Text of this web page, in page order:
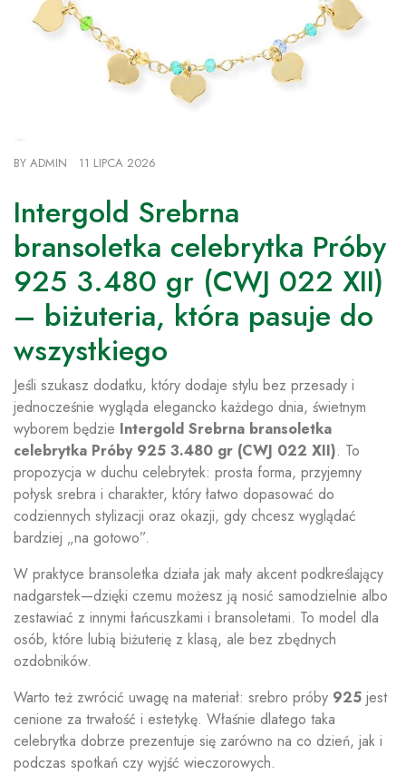
BY ADMIN 11 LIPCA 2026
Intergold Srebrna
bransoletka celebrytka Próby
925 3.480 gr (CWJ 022 XII)
– biżuteria, która pasuje do
wszystkiego
Jeśli szukasz dodatku, który dodaje stylu bez przesady i
jednocześnie wygląda elegancko każdego dnia, świetnym
wyborem będzie Intergold Srebrna bransoletka
celebrytka Próby 925 3.480 gr (CWJ 022 XII). To
propozycja w duchu celebrytek: prosta forma, przyjemny
połysk srebra i charakter, który łatwo dopasować do
codziennych stylizacji oraz okazji, gdy chcesz wyglądać
bardziej „na gotowo”.
W praktyce bransoletka działa jak mały akcent podkreślający
nadgarstek—dzięki czemu możesz ją nosić samodzielnie albo
zestawiać z innymi łańcuszkami i bransoletami. To model dla
osób, które lubią biżuterię z klasą, ale bez zbędnych
ozdobników.
Warto też zwrócić uwagę na materiał: srebro próby 925 jest
cenione za trwałość i estetykę. Właśnie dlatego taka
celebrytka dobrze prezentuje się zarówno na co dzień, jak i
podczas spotkań czy wyjść wieczorowych.